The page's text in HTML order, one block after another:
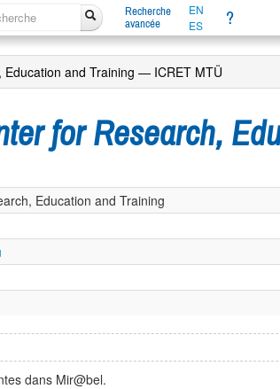
Recherche
avancée
EN
ES
?
and Training — ICRET MTÜ
for Research,
Education and Training
dans Mir@bel.